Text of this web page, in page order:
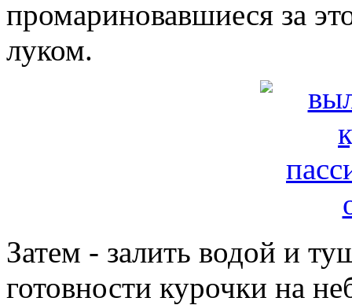
промариновавшиеся за
луком.
Затем - залить водой и
готовности курочки на